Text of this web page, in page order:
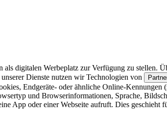
digitalen Werbeplatz zur Verfügung zu stellen.
Dienste nutzen wir Technologien von
Endgeräte- oder ähnliche Online-Kennungen
und Browserinformationen, Sprache,
App oder einer Webseite aufruft. Dies geschieht